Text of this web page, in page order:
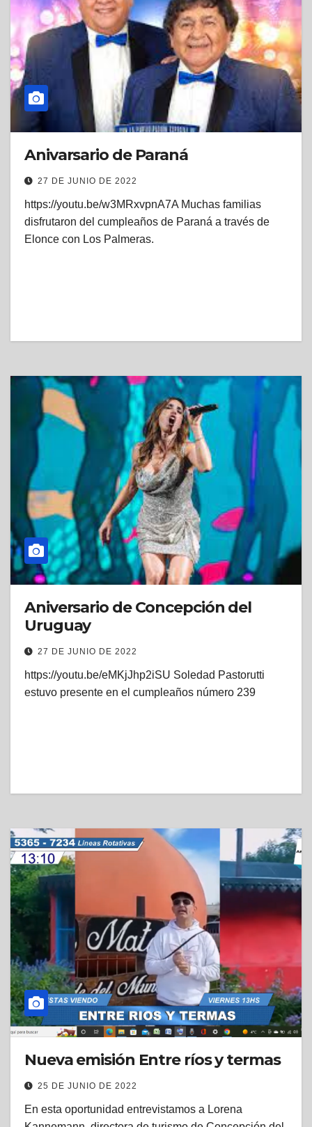
Anivarsario de Paraná
27 DE JUNIO DE 2022
https://youtu.be/w3MRxvpnA7A Muchas familias
disfrutaron del cumpleaños de Paraná a través de
Elonce con Los Palmeras.
Aniversario de Concepción del
Uruguay
27 DE JUNIO DE 2022
https://youtu.be/eMKjJhp2iSU Soledad Pastorutti
estuvo presente en el cumpleaños número 239
Nueva emisión Entre ríos y termas
25 DE JUNIO DE 2022
En esta oportunidad entrevistamos a Lorena